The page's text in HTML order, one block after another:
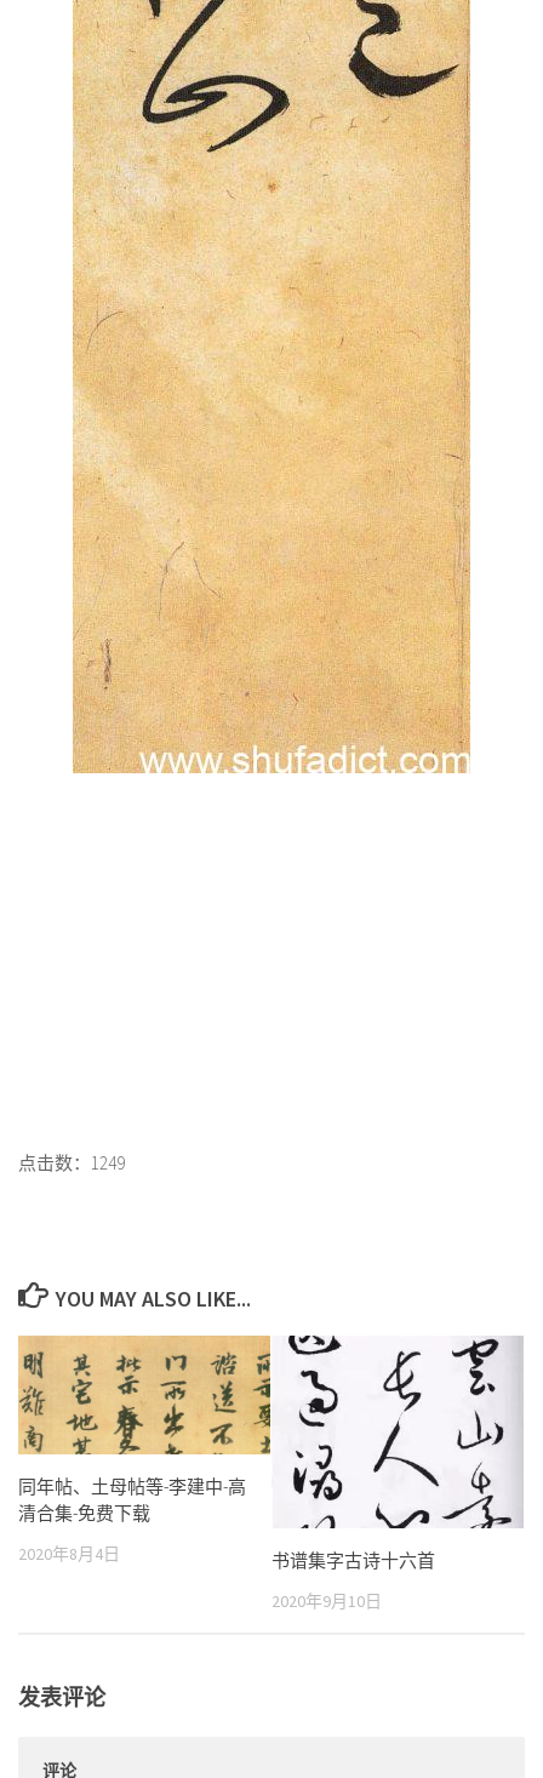
点击数：1249
YOU MAY ALSO LIKE...
同年帖、土母帖等-李建中-高
清合集-免费下载
2020年8月4日 书谱集字古诗十六首
2020年9月10日
发表评论
评论